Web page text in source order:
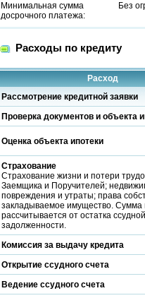
Минимальная сумма
досрочного платежа:
Без
Расходы по кредиту
Расход
Рассмотрение кредитной заявки
Проверка документов и объекта
Оценка объекта ипотеки
Страхование
Страхование жизни и потери
Заемщика и Поручителей;
повреждения и утраты; права
закладываемое имущество.
рассчитывается от остатка ссудной
задолженности.
Комиссия за выдачу кредита
Открытие ссудного счета
Ведение ссудного счета